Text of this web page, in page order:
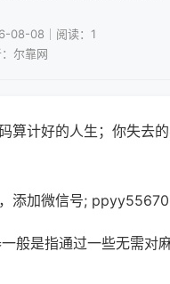
08-08｜阅读：1
尔靠网
算计好的人生；你失去
添加微信号; ppyy55670
般是指通过一些无需对